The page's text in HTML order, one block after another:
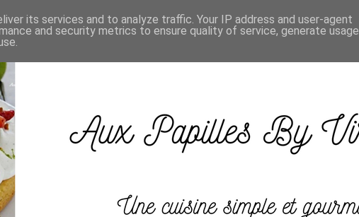
its services and to analyze traffic. Your IP address and user-agent
and security metrics to ensure quality of service, generate usage